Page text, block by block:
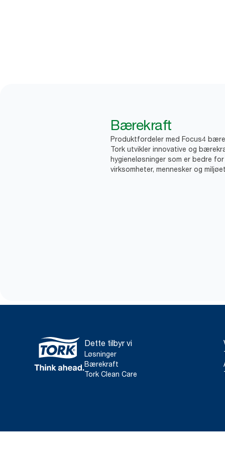
Bærekraft
Produktfordeler med Focus4
Tork utvikler innovative og
hygieneløsninger som er bedre for
virksomheter, mennesker og
Dette tilbyr vi
Løsninger
Bærekraft
Tork Clean Care